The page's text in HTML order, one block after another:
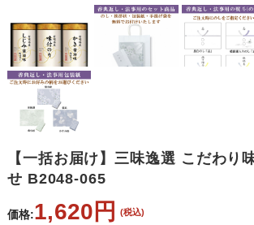
【一括お届け】三味逸選 こだわり
せ B2048-065
価格:1,620円 (税込)